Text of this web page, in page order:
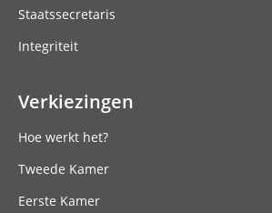
Staatssecretaris
Integriteit
Verkiezingen
Hoe werkt het?
Tweede Kamer
Eerste Kamer